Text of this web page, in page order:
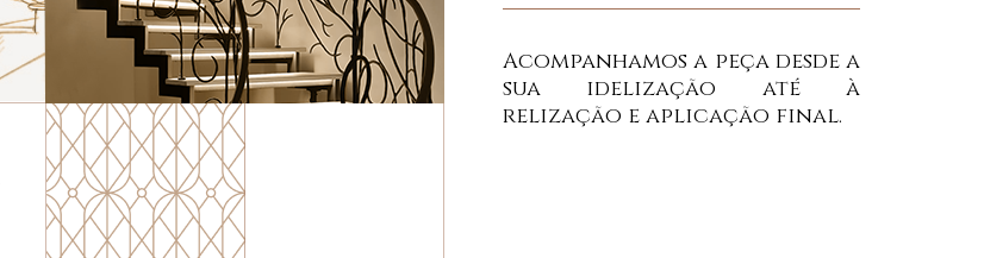
Acompanhamos a peça desde a
sua idelização até à
relização e aplicação final.